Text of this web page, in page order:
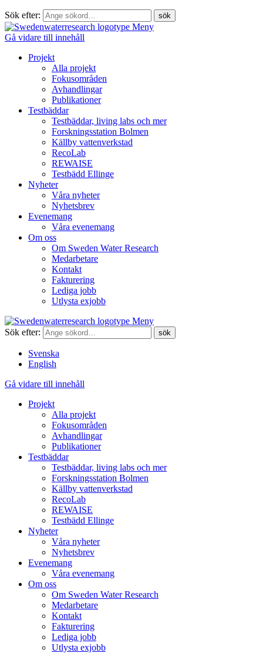
Sök efter:
Meny
Gå vidare till innehåll
Projekt
Alla projekt
Fokusområden
Avhandlingar
Publikationer
Testbäddar
Testbäddar, living labs och mer
Forskningsstation Bolmen
Källby vattenverkstad
RecoLab
REWAISE
Testbädd Ellinge
Nyheter
Våra nyheter
Nyhetsbrev
Evenemang
Våra evenemang
Om oss
Om Sweden Water Research
Medarbetare
Kontakt
Fakturering
Lediga jobb
Utlysta exjobb
Meny
Sök efter:
Svenska
English
Gå vidare till innehåll
Projekt
Alla projekt
Fokusområden
Avhandlingar
Publikationer
Testbäddar
Testbäddar, living labs och mer
Forskningsstation Bolmen
Källby vattenverkstad
RecoLab
REWAISE
Testbädd Ellinge
Nyheter
Våra nyheter
Nyhetsbrev
Evenemang
Våra evenemang
Om oss
Om Sweden Water Research
Medarbetare
Kontakt
Fakturering
Lediga jobb
Utlysta exjobb